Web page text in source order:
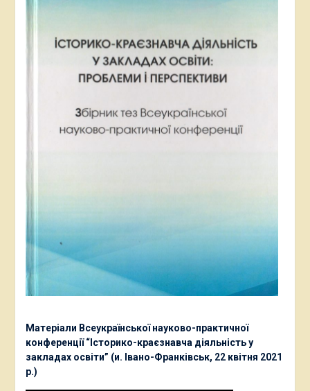
Матеріали Всеукраїнської науково-практичної
конференції “Історико-краєзнавча діяльність у
закладах освіти” (и. Івано-Франківськ, 22 квітня 2021
р.)